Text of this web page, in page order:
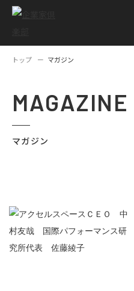
トップ マガジン
MAGAZINE
マガジン